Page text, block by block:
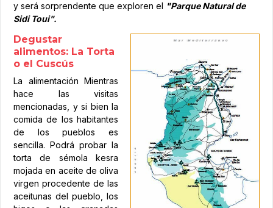
y será sorprendente que exploren el "Parque Natural de
Sidi Toui".
Degustar
alimentos: La Torta
o el Cuscús
La alimentación Mientras
hace las visitas
mencionadas, y si bien la
comida de los habitantes
de los pueblos es
sencilla. Podrá probar la
torta de sémola kesra
mojada en aceite de oliva
virgen procedente de las
aceitunas del pueblo, los